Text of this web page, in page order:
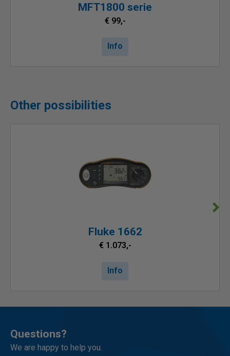
MFT1800 serie
€ 99,-
Info
Other possibilities
Fluke 1662
€ 1.073,-
Info
Questions?
We are happy to help you.